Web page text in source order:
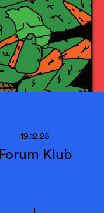
19.12.25
Forum Klub